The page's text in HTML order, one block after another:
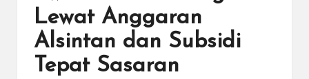
M
Lewat Anggaran
Alsintan dan Subsidi
Tepat Sasaran